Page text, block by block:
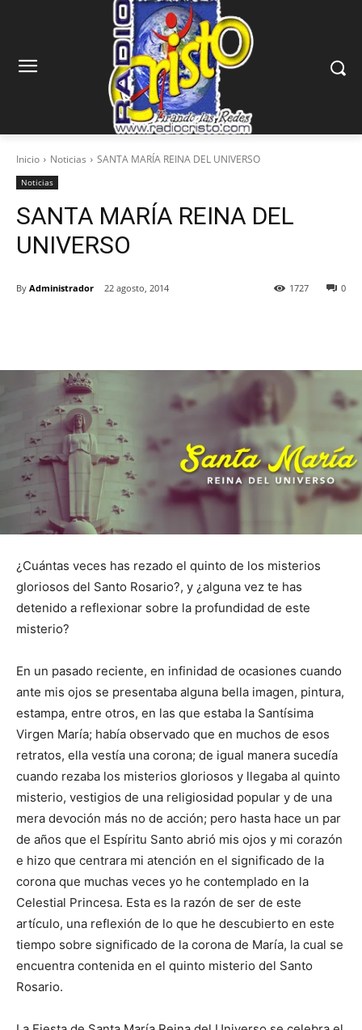
Inicio Noticias SANTA MARÍA REINA DEL UNIVERSO
Noticias
SANTA MARÍA REINA DEL
UNIVERSO
By Administrador 22 agosto, 2014 0
1727
¿Cuántas veces has rezado el quinto de los misterios
gloriosos del Santo Rosario?, y ¿alguna vez te has
detenido a reflexionar sobre la profundidad de este
misterio?
En un pasado reciente, en infinidad de ocasiones cuando
ante mis ojos se presentaba alguna bella imagen, pintura,
estampa, entre otros, en las que estaba la Santísima
Virgen María; había observado que en muchos de esos
retratos, ella vestía una corona; de igual manera sucedía
cuando rezaba los misterios gloriosos y llegaba al quinto
misterio, vestigios de una religiosidad popular y de una
mera devoción más no de acción; pero hasta hace un par
de años que el Espíritu Santo abrió mis ojos y mi corazón
e hizo que centrara mi atención en el significado de la
corona que muchas veces yo he contemplado en la
Celestial Princesa. Esta es la razón de ser de este
artículo, una reflexión de lo que he descubierto en este
tiempo sobre significado de la corona de María, la cual se
encuentra contenida en el quinto misterio del Santo
Rosario.